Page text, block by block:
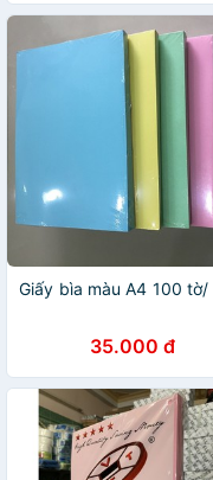
Giấy bìa màu A4 100 tờ/
35.000 đ